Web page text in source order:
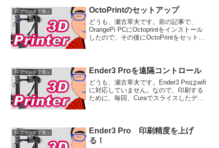
入にあたっては、Aliexpressで製造元が直
3Dプリンタで遊ぶ OctoPrintのセットアップ
どうも、瀬古草夫です。前の記事で、
OrangePi PCにOctoprintをインストール
したので、その後にOctoPrintをセットア
3Dプリンタで遊ぶ Ender3 Proを遠隔コントロール
どうも、瀬古草夫です。Ender3 Proはwifi
に対応していません。なので、印刷する
ために、毎回、Curaでスライスしたデー
3Dプリンタで遊ぶ
Ender3 Pro 印刷精度を上げ
る！